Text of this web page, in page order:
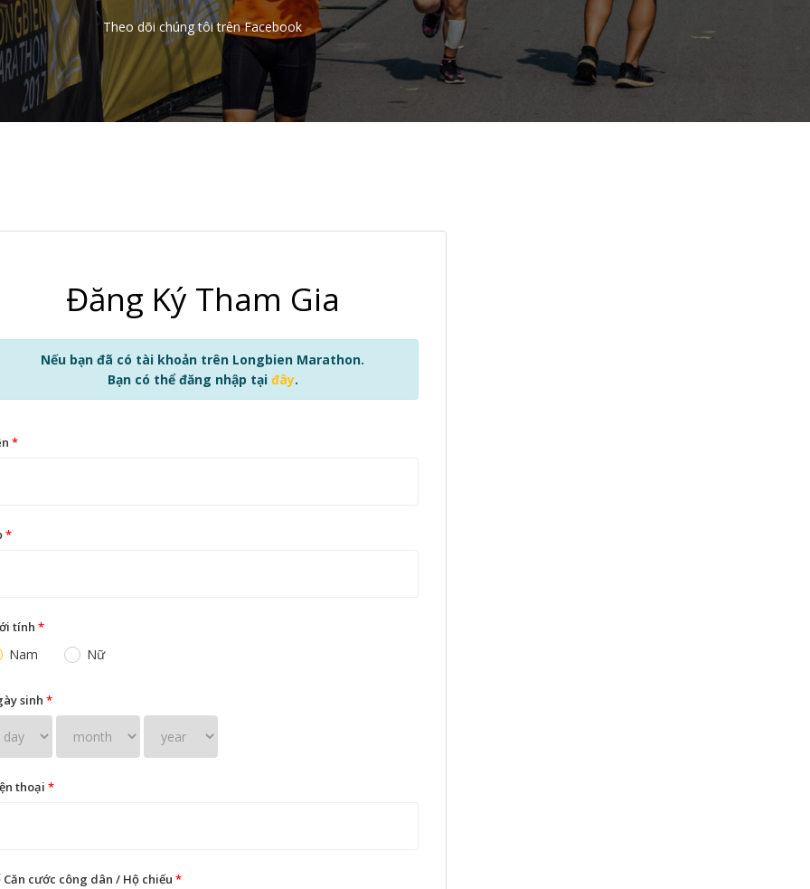
Theo dõi chúng tôi trên Facebook
Đăng Ký Tham Gia
Nếu bạn đã có tài khoản trên Longbien Marathon.
Bạn có thể đăng nhập tại đây.
*
*
tính *
Nam Nữ
sinh *
thoại *
Căn cước công dân / Hộ chiếu *